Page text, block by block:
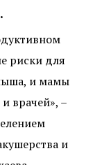
риски для
и мамы
врачей», –
и